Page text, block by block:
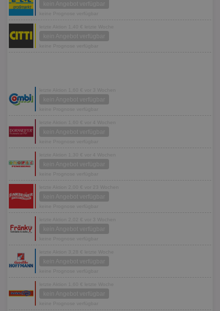
kein Angebot verfügbar
keine Prognose verfügbar
letzte Aktion 1,40 € letzte Woche
kein Angebot verfügbar
keine Prognose verfügbar
letzte Aktion 1,60 € vor 3 Wochen
kein Angebot verfügbar
keine Prognose verfügbar
letzte Aktion 1,60 € vor 4 Wochen
kein Angebot verfügbar
keine Prognose verfügbar
letzte Aktion 1,30 € vor 4 Wochen
kein Angebot verfügbar
keine Prognose verfügbar
letzte Aktion 2,00 € vor 23 Wochen
kein Angebot verfügbar
keine Prognose verfügbar
letzte Aktion 2,02 € vor 3 Wochen
kein Angebot verfügbar
keine Prognose verfügbar
letzte Aktion 3,28 € letzte Woche
kein Angebot verfügbar
keine Prognose verfügbar
letzte Aktion 1,60 € letzte Woche
kein Angebot verfügbar
keine Prognose verfügbar